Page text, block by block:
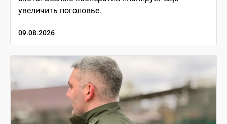
увеличить поголовье.
09.08.2026